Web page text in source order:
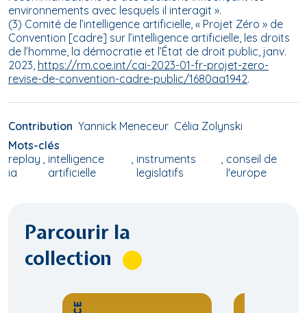
environnements avec lesquels il interagit ».
(3) Comité de l’intelligence artificielle, « Projet Zéro » de
Convention [cadre] sur l’intelligence artificielle, les droits
de l’homme, la démocratie et l’État de droit public, janv.
2023, https://rm.coe.int/cai-2023-01-fr-projet-zero-
revise-de-convention-cadre-public/1680aa1942.
Contribution Yannick Meneceur Célia Zolynski
Mots-clés
replay
ia
intelligence
artificielle
instruments
legislatifs
conseil de
l'europe
Parcourir la
collection